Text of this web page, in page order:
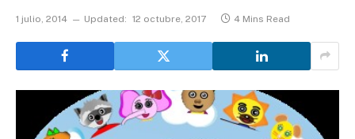
1 julio, 2014 Updated: 12 octubre, 2017 4 Mins Read